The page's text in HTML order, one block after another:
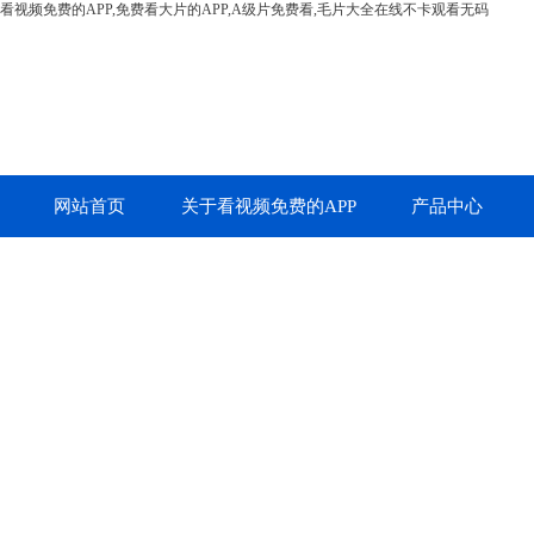
看视频免费的APP,免费看大片的APP,A级片免费看,毛片大全在线不卡观看无码
网站首页 关于看视频免费的APP 产品中心